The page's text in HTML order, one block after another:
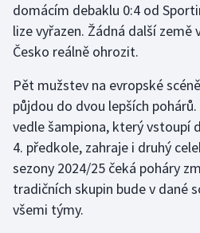
Plavání
Plážový volejbal
Ragby
Rychlobruslení
Rychlostní kanoistika
Short track
domácím debaklu 0:4 od
lize vyřazen. Žádná další země
Česko reálně ohrozit.
Pět mužstev na evropské
půjdou do dvou lepších
vedle šampiona, který vstoupí
4. předkole, zahraje i druhý
sezony 2024/25 čeká poháry
tradičních skupin bude v dané
všemi týmy.